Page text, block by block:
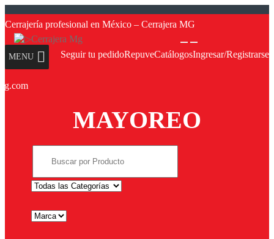
a
navegación
al
contenido
Cerrajería profesional en México – Cerrajera MG
Seguir tu pedidoRepuveCatálogosIngresar/Registrarse
MENU
MAYOREO